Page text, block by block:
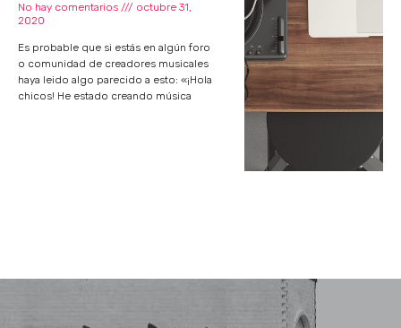
No hay comentarios
octubre 31,
2020
Es probable que si estás en algún foro
o comunidad de creadores musicales
haya leido algo parecido a esto: «¡Hola
chicos! He estado creando música